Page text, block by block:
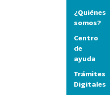
¿Quiénes
somos?
Centro
de
ayuda
Trámites
Digitales